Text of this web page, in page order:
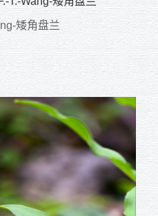
矮角盘兰